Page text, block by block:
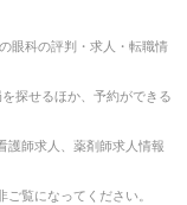
眼科の評判・求人・転職情
探せるほか、予約ができる
護師求人、薬剤師求人情報
覧になってください。